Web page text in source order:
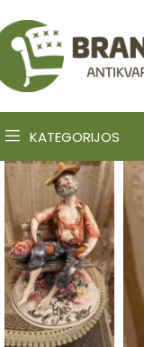
KATEGORIJOS